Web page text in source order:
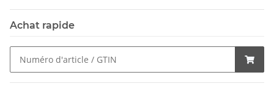
Achat rapide